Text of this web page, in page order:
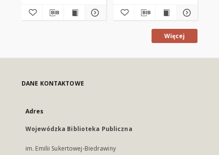
Więcej
DANE KONTAKTOWE
Adres
Wojewódzka Biblioteka Publiczna
im. Emilii Sukertowej-Biedrawiny